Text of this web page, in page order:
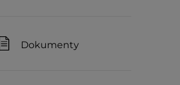
Dokumenty